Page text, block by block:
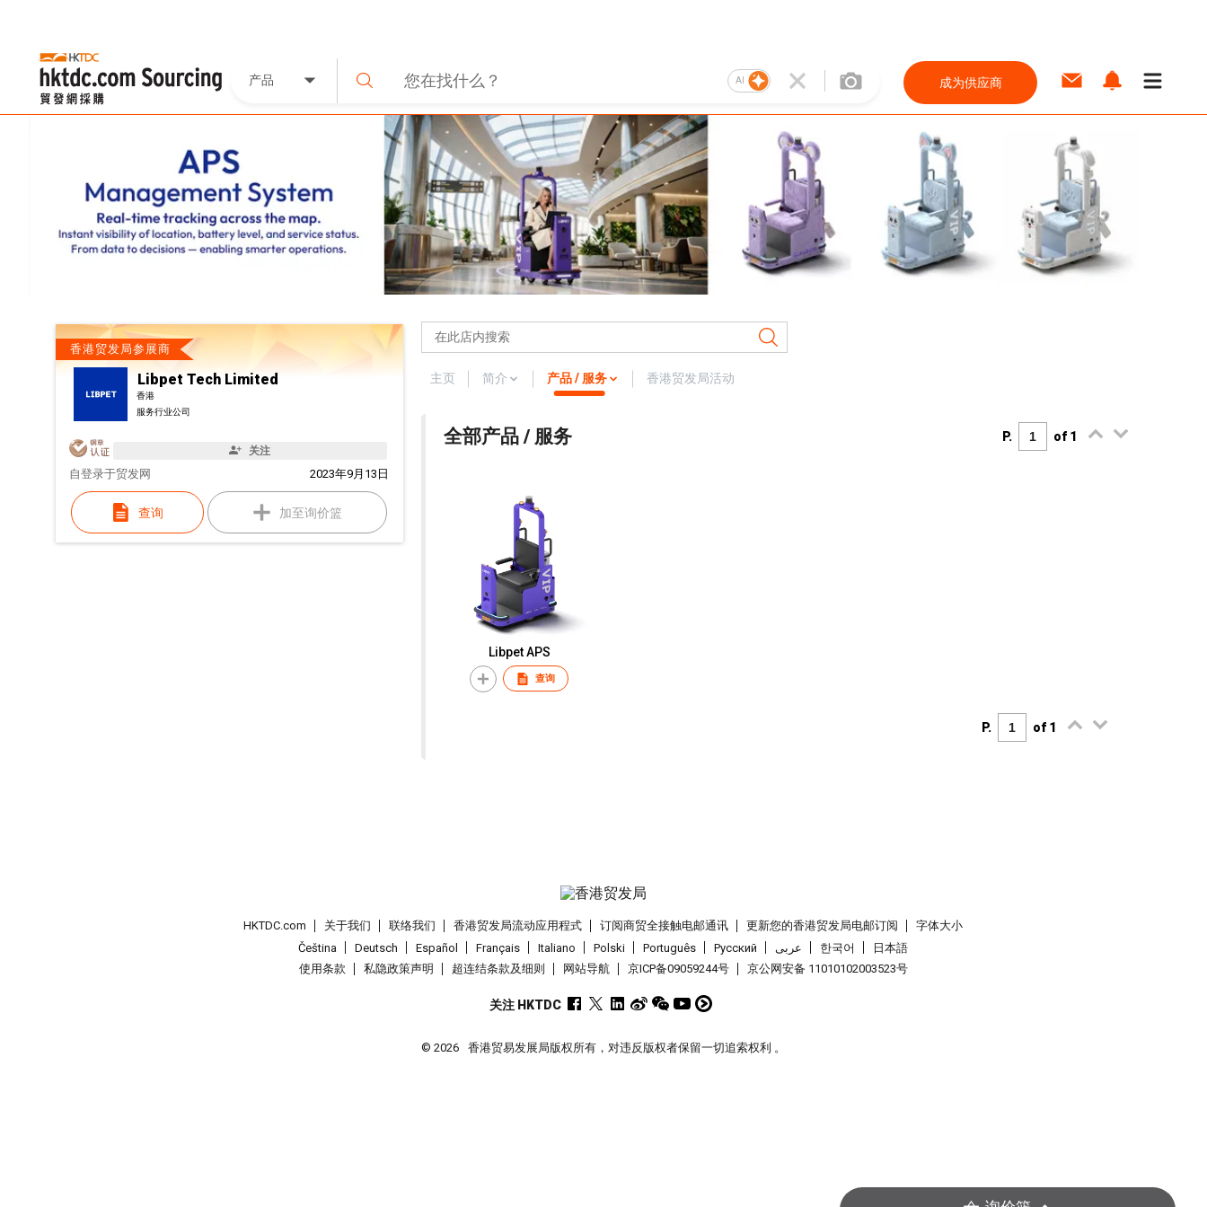
产品 AI 成为供应商
香港贸发局参展商
Libpet Tech Limited
香港
服务行业公司
关注
自 2023年9月13日
登录于贸发网
查询 加至询价篮
主页 简介 产品 / 服务 香港贸发局活动
全部产品 / 服务 P. of 1
Libpet APS
查询
P. of 1
HKTDC.com 关于我们 联络我们 香港贸发局流动应用程式 订阅商贸全接触电邮通讯 更新您的香港贸发局电邮订阅
字体大小
Čeština
Deutsch Español Français Italiano Polski Português Pусский عربى 한국어
日本語
使用条款
私隐政策声明 超连结条款及细则 网站导航 京ICP备09059244号 京公网安备 11010102003523号
关注 HKTDC
© 2026 香港贸易发展局版权所有，对违反版权者保留一切追索权利 。